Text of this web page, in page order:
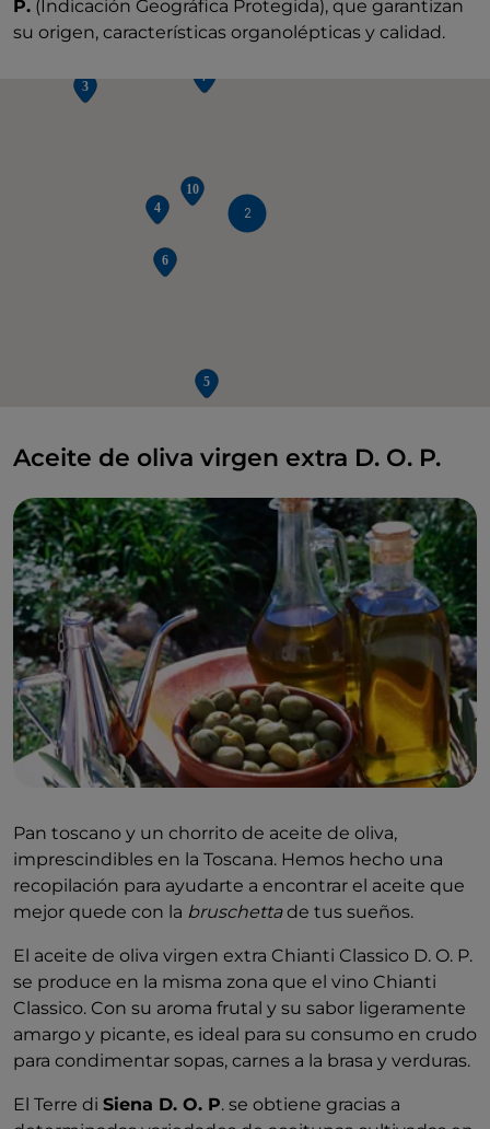
P. (Indicación Geográfica Protegida), que garantizan
su origen, características organolépticas y calidad.
2
Aceite de oliva virgen extra D. O. P.
Pan toscano y un chorrito de aceite de oliva,
imprescindibles en la Toscana. Hemos hecho una
recopilación para ayudarte a encontrar el aceite que
mejor quede con la bruschettade tus sueños.
El aceite de oliva virgen extra Chianti Classico D. O. P.
se produce en la misma zona que el vino Chianti
Classico. Con su aroma frutal y su sabor ligeramente
amargo y picante, es ideal para su consumo en crudo
para condimentar sopas, carnes a la brasa y verduras.
El Terre di Siena D. O. P. se obtiene gracias a